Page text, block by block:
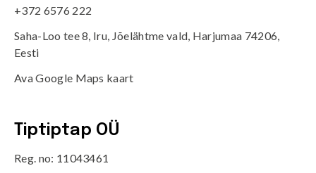
+372 6576 222
Saha-Loo tee 8, Iru, Jõelähtme vald, Harjumaa 74206,
Eesti
Ava Google Maps kaart
Tiptiptap OÜ
Reg. no: 11043461